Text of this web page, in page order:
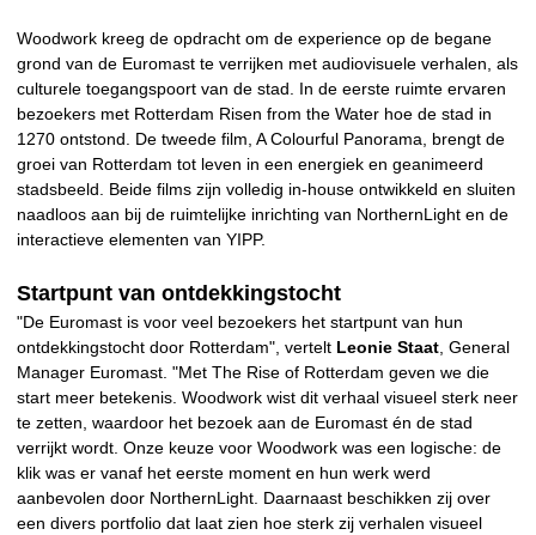
Woodwork kreeg de opdracht om de experience op de begane
grond van de Euromast te verrijken met audiovisuele verhalen, als
culturele toegangspoort van de stad. In de eerste ruimte ervaren
bezoekers met Rotterdam Risen from the Water hoe de stad in
1270 ontstond. De tweede film, A Colourful Panorama, brengt de
groei van Rotterdam tot leven in een energiek en geanimeerd
stadsbeeld. Beide films zijn volledig in-house ontwikkeld en sluiten
naadloos aan bij de ruimtelijke inrichting van NorthernLight en de
interactieve elementen van YIPP.
Startpunt van ontdekkingstocht
"De Euromast is voor veel bezoekers het startpunt van hun
ontdekkingstocht door Rotterdam", vertelt Leonie Staat , General
Manager Euromast. "Met The Rise of Rotterdam geven we die
start meer betekenis. Woodwork wist dit verhaal visueel sterk neer
te zetten, waardoor het bezoek aan de Euromast én de stad
verrijkt wordt. Onze keuze voor Woodwork was een logische: de
klik was er vanaf het eerste moment en hun werk werd
aanbevolen door NorthernLight. Daarnaast beschikken zij over
een divers portfolio dat laat zien hoe sterk zij verhalen visueel